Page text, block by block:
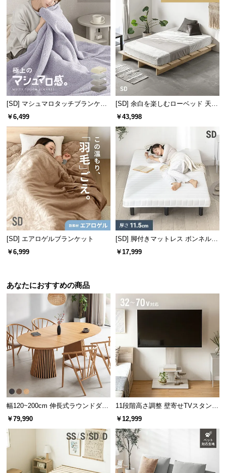
業
情
報
[SD] マシュマロタッチブランケッ
ト
￥6,499
[SD] 余白を楽しむローベッド 天然
木調 ステージベッド プレミアムマ
￥43,998
[SD] エアロゲルブランケット
￥6,999
[SD] 脚付きマットレス ボンネルコ
イル
￥17,999
あなたにおすすめの商品
幅120~200cm 伸長式ラウンドダイ
ニングテーブル 6人掛け 天然木突
板 美しい格子デザイン
￥79,990
11段階高さ調整 壁寄せTVスタンド
キャスター付き 上下左右角度調節
￥12,999